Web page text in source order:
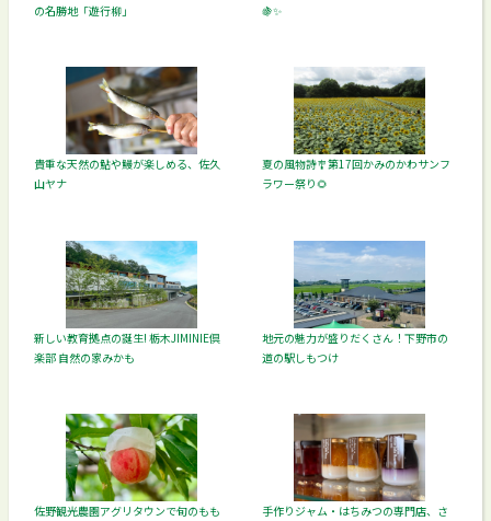
の名勝地「遊行柳」
🍇✨
貴重な天然の鮎や鰻が楽しめる、佐久
山ヤナ
夏の風物詩🎐第17回かみのかわサンフ
ラワー祭り🌻
新しい教育拠点の誕生! 栃木JIMINIE倶
楽部 自然の家みかも
地元の魅力が盛りだくさん！下野市の
道の駅しもつけ
佐野観光農園アグリタウンで旬のもも
手作りジャム・はちみつの専門店、さ